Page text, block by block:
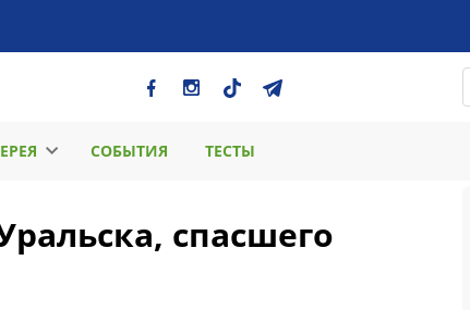
СОБЫТИЯ ТЕСТЫ
спасшего